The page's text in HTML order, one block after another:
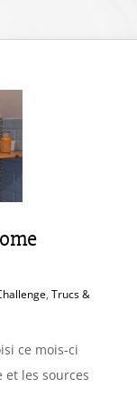
, Trucs &
ce mois-ci
et les sources